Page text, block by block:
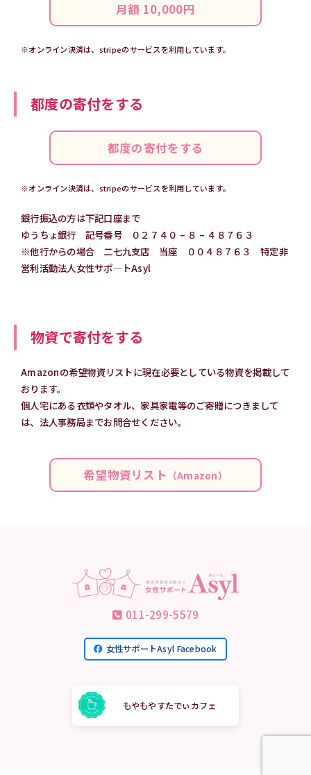
月額 10,000円
※オンライン決済は、stripeのサービスを利用しています。
都度の寄付をする
都度の寄付をする
※オンライン決済は、stripeのサービスを利用しています。
銀行振込の方は下記口座まで
ゆうちょ銀行 記号番号 ０２７４０ – ８ – ４８７６３
※他行からの場合 二七九支店 当座 ００４８７６３ 特定非
営利活動法人女性サポ―トAsyl
物資で寄付をする
Amazonの希望物資リストに現在必要としている物資を掲載して
おります。
個人宅にある衣類やタオル、家具家電等のご寄贈につきまして
は、法人事務局までお問合せください。
希望物資リスト （Amazon）
011-299-5579
女性サポートAsyl Facebook
もやもやすたでぃカフェ